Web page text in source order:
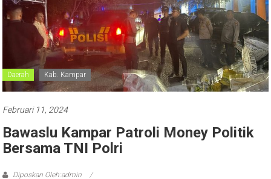
Daerah Kab. Kampar
Februari 11, 2024
Bawaslu Kampar Patroli Money Politik
Bersama TNI Polri
Diposkan Oleh:admin